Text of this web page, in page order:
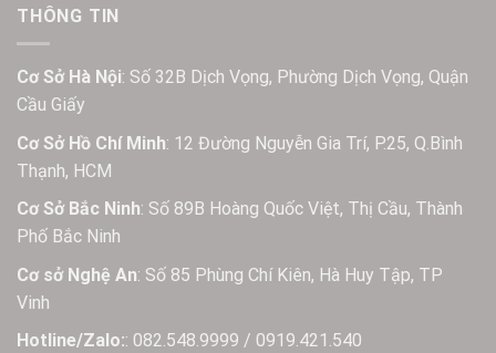
THÔNG TIN
Cơ Sở Hà Nội: Số 32B Dịch Vọng, Phường Dịch Vọng, Quận
Cầu Giấy
Cơ Sở Hồ Chí Minh: 12 Đường Nguyễn Gia Trí, P.25, Q.Bình
Thạnh, HCM
Cơ Sở Bắc Ninh: Số 89B Hoàng Quốc Việt, Thị Cầu, Thành
Phố Bắc Ninh
Cơ sở Nghệ An: Số 85 Phùng Chí Kiên, Hà Huy Tập, TP
Vinh
Hotline/Zalo:: 082.548.9999 / 0919.421.540